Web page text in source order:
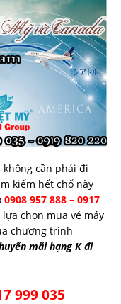
không cần phải đi
kiếm hết chổ này
0908 957 888 – 0917
chọn mua vé máy
chương trình
mãi hạng K đi
999 035